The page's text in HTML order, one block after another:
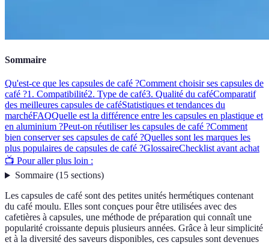
Sommaire
Qu'est-ce que les capsules de café ?Comment choisir ses capsules de
café ?1. Compatibilité2. Type de café3. Qualité du caféComparatif
des meilleures capsules de caféStatistiques et tendances du
marchéFAQQuelle est la différence entre les capsules en plastique et
en aluminium ?Peut-on réutiliser les capsules de café ?Comment
bien conserver ses capsules de café ?Quelles sont les marques les
plus populaires de capsules de café ?GlossaireChecklist avant achat
📺 Pour aller plus loin :
Sommaire(15 sections)
Les capsules de café sont des petites unités hermétiques contenant
du café moulu. Elles sont conçues pour être utilisées avec des
cafetières à capsules, une méthode de préparation qui connaît une
popularité croissante depuis plusieurs années. Grâce à leur simplicité
et à la diversité des saveurs disponibles, ces capsules sont devenues